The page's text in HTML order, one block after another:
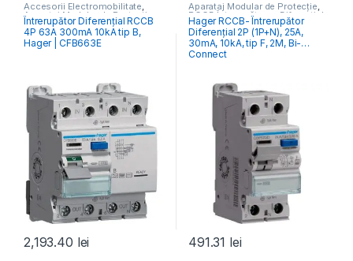
Accesorii Electromobilitate,
Aparataj Modular de Protecție,
Monitorizare & Control PV,
RCCB Întrerupătoare Diferențiale
Întrerupător Diferențial RCCB
4P 63A 300mA 10kA tip B,
Hager | CFB663E
2,193.40 lei
Aparataj Modular de Protecție,
RCCB Întrerupătoare Diferențiale
Hager RCCB- Întrerupător
Diferențial 2P (1P+N), 25A,
30mA, 10kA, tip F, 2M, Bi-
Connect
491.31 lei